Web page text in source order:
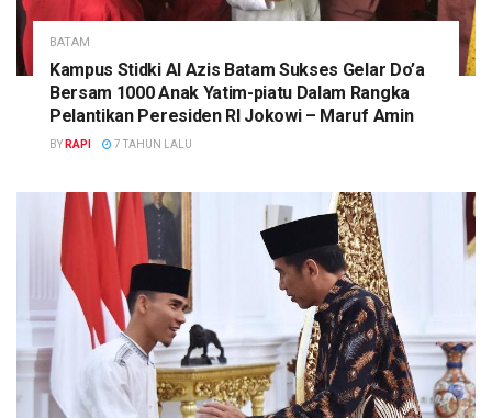
BATAM
Kampus Stidki Al Azis Batam Sukses Gelar Do’a
Bersam 1000 Anak Yatim-piatu Dalam Rangka
Pelantikan Peresiden RI Jokowi – Maruf Amin
BY RAPI 7 TAHUN LALU